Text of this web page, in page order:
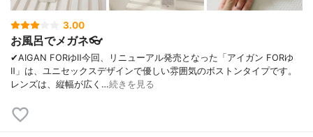
3.00
お風呂でメガネ👓
✔︎AIGAN FORゆⅡ今回、リニューアル発売となった「アイガン FORゆ
Ⅱ」は、ユニセックスデザインで優しい雰囲気のボストンタイプです。
レンズは、縦幅が広く…続きを見る